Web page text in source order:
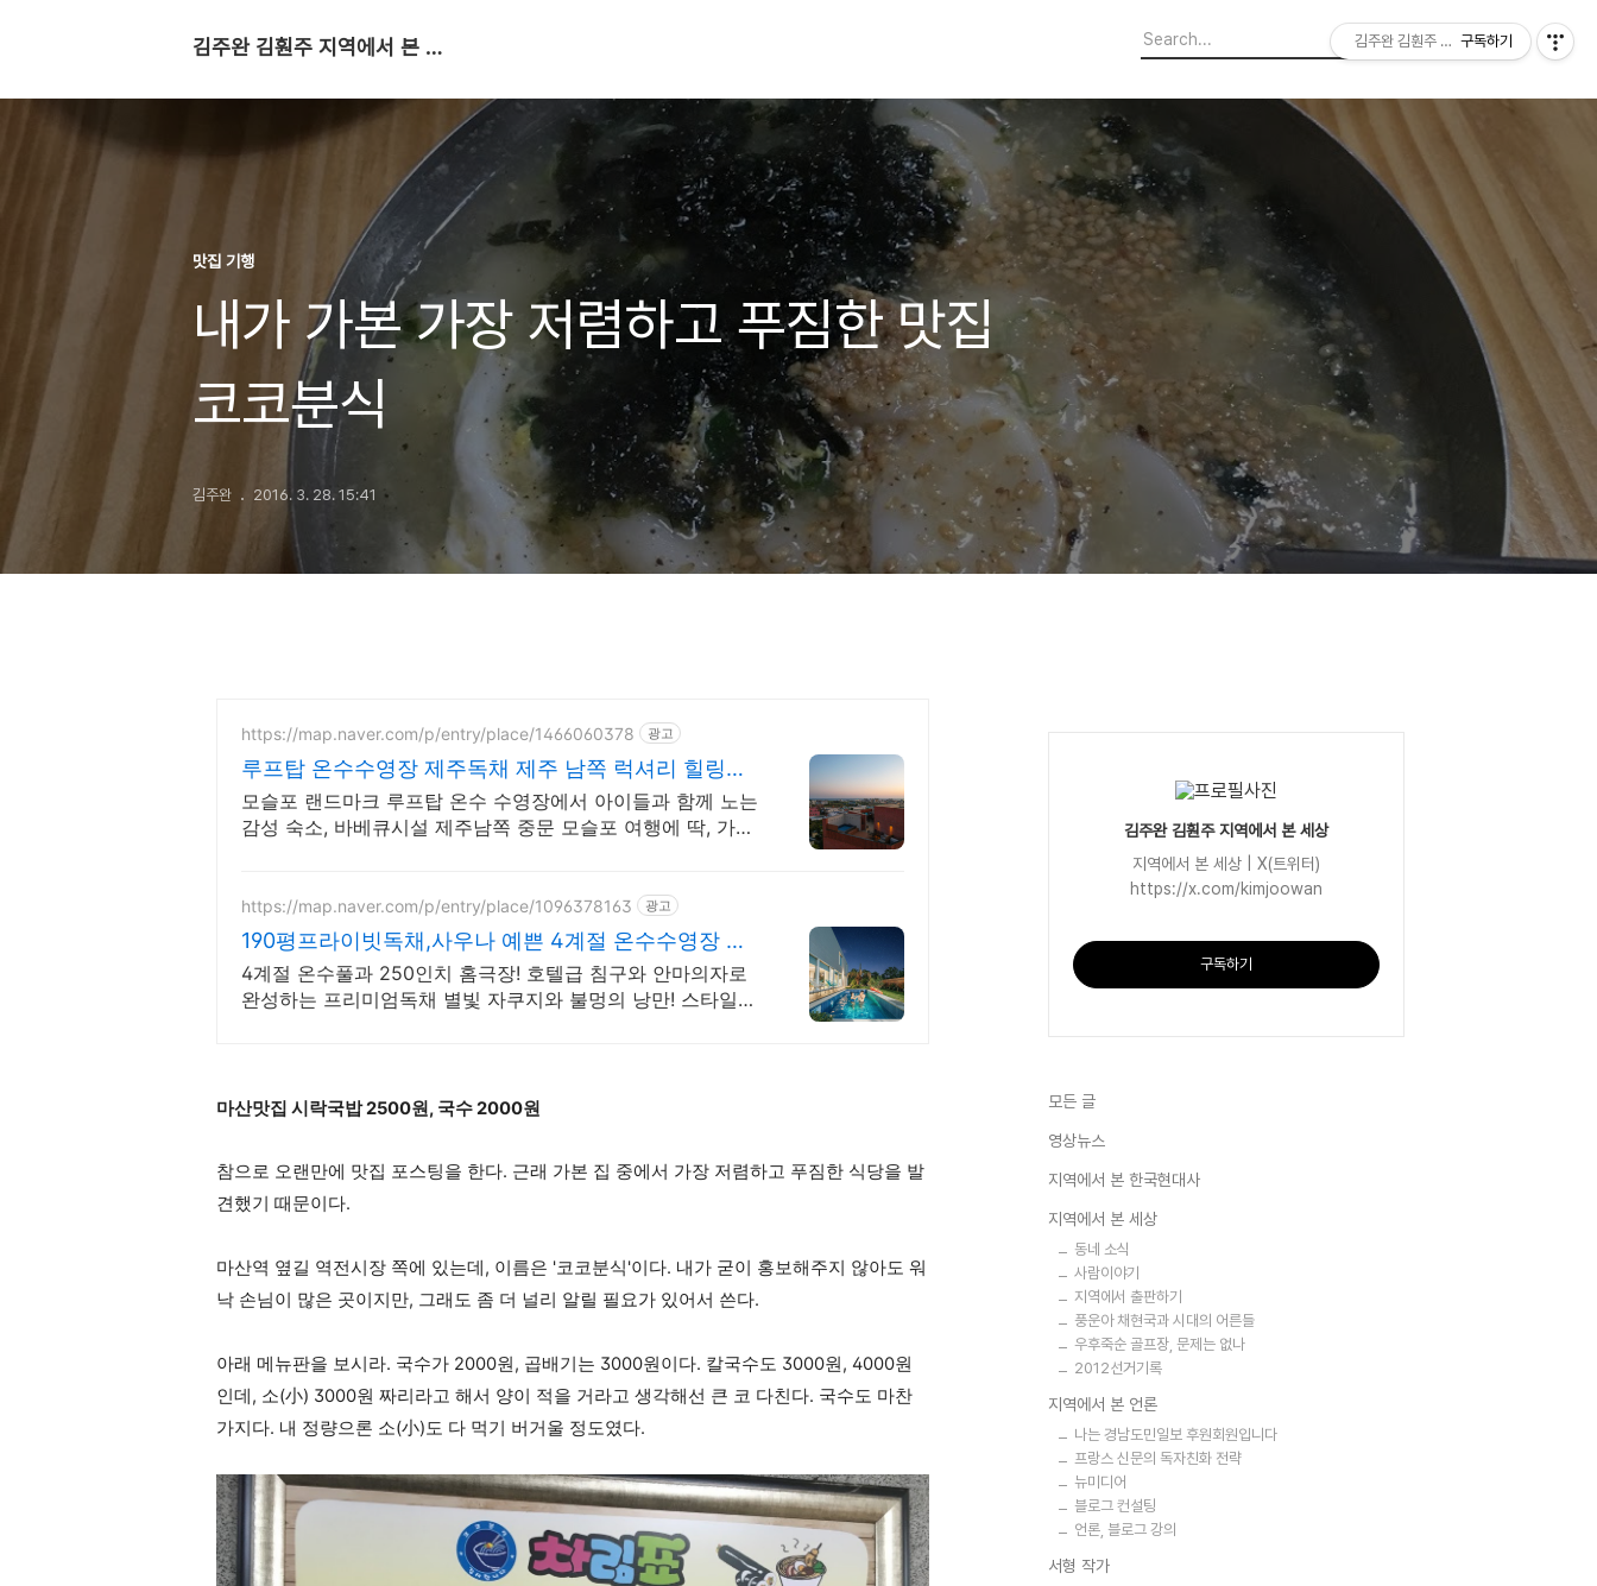
김주완 김훤주 지역에서 본 세상
맛집 기행
내가 가본 가장 저렴하고 푸짐한 맛집
코코분식
김주완 2016. 3. 28. 15:41
https://map.naver.com/p/entry/place/1466060378 광고
루프탑 온수수영장 제주독채 제주 남쪽 럭셔리 힐링숙
소
모슬포 랜드마크 루프탑 온수 수영장에서 아이들과 함께 노는
감성 숙소, 바베큐시설 제주남쪽 중문 모슬포 여행에 딱, 가족
https://map.naver.com/p/entry/place/1096378163 광고
190평프라이빗독채,사우나 예쁜 4계절 온수수영장 힐
링
4계절 온수풀과 250인치 홈극장! 호텔급 침구와 안마의자로
완성하는 프리미엄독채 별빛 자쿠지와 불멍의 낭만! 스타일러
마산맛집 시락국밥 2500원, 국수 2000원
참으로 오랜만에 맛집 포스팅을 한다. 근래 가본 집 중에서 가장 저렴하고 푸짐한 식당을 발
견했기 때문이다.
마산역 옆길 역전시장 쪽에 있는데, 이름은 '코코분식'이다. 내가 굳이 홍보해주지 않아도 워
낙 손님이 많은 곳이지만, 그래도 좀 더 널리 알릴 필요가 있어서 쓴다.
아래 메뉴판을 보시라. 국수가 2000원, 곱배기는 3000원이다. 칼국수도 3000원, 4000원
인데, 소(小) 3000원 짜리라고 해서 양이 적을 거라고 생각해선 큰 코 다친다. 국수도 마찬
가지다. 내 정량으론 소(小)도 다 먹기 버거울 정도였다.
김주완 김훤주 지역에서 본 세상
지역에서 본 세상 | X(트위터)
https://x.com/kimjoowan
구독하기
모든 글
영상뉴스
지역에서 본 한국현대사
지역에서 본 세상
동네 소식
사람이야기
지역에서 출판하기
풍운아 채현국과 시대의 어른들
우후죽순 골프장, 문제는 없나
2012선거기록
지역에서 본 언론
나는 경남도민일보 후원회원입니다
프랑스 신문의 독자친화 전략
뉴미디어
블로그 컨설팅
언론, 블로그 강의
서형 작가
김주완 김훤주 지역에서 본 세상
구독하기